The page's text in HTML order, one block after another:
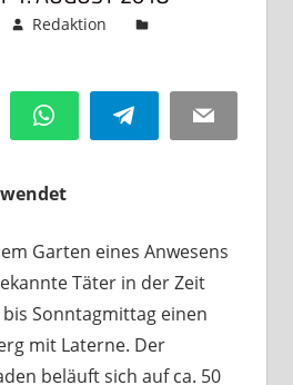
Redaktion
WhatsAppTelegram Email
Garten eines Anwesens
Täter in der Zeit
Sonntagmittag einen
mit Laterne. Der
beläuft sich auf ca. 50